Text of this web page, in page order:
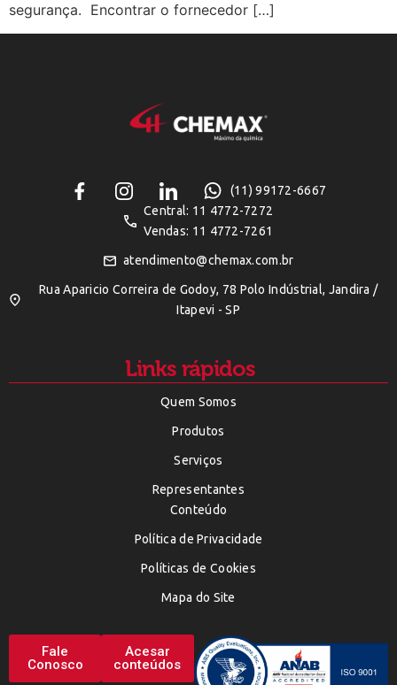
segurança. Encontrar o fornecedor […]
(11) 99172-6667
Central: 11 4772-7272
Vendas: 11 4772-7261
atendimento@chemax.com.br
Rua Aparicio Correira de Godoy, 78 Polo Indústrial, Jandira /
Itapevi - SP
Links rápidos
Quem Somos
Produtos
Serviços
Representantes
Conteúdo
Política de Privacidade
Políticas de Cookies
Mapa do Site
Fale
Conosco
Acesar
conteúdos